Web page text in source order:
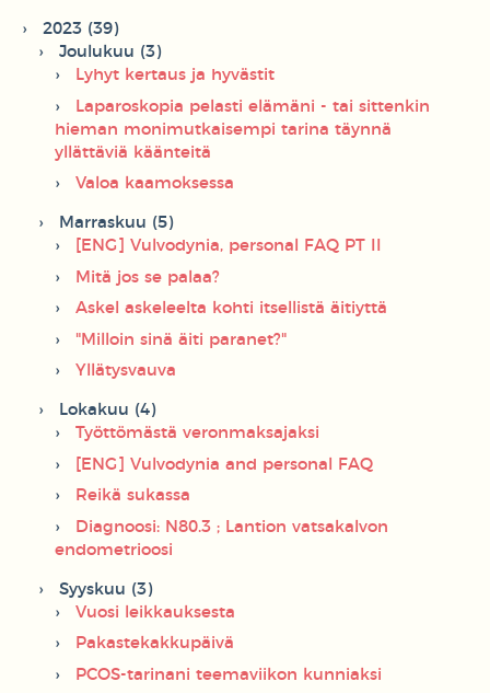
2023 (39)
Joulukuu (3)
Lyhyt kertaus ja hyvästit
Laparoskopia pelasti elämäni - tai sittenkin
hieman monimutkaisempi tarina täynnä
yllättäviä käänteitä
Valoa kaamoksessa
Marraskuu (5)
[ENG] Vulvodynia, personal FAQ PT II
Mitä jos se palaa?
Askel askeleelta kohti itsellistä äitiyttä
"Milloin sinä äiti paranet?"
Yllätysvauva
Lokakuu (4)
Työttömästä veronmaksajaksi
[ENG] Vulvodynia and personal FAQ
Reikä sukassa
Diagnoosi: N80.3 ; Lantion vatsakalvon
endometrioosi
Syyskuu (3)
Vuosi leikkauksesta
Pakastekakkupäivä
PCOS-tarinani teemaviikon kunniaksi